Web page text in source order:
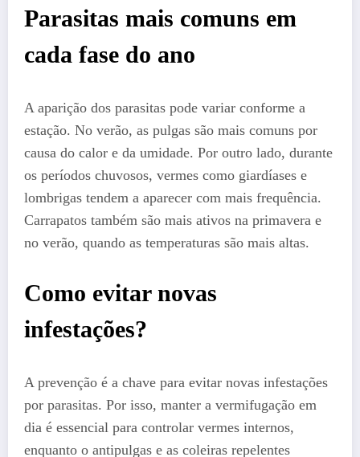
Parasitas mais comuns em
cada fase do ano
A aparição dos parasitas pode variar conforme a
estação. No verão, as pulgas são mais comuns por
causa do calor e da umidade. Por outro lado, durante
os períodos chuvosos, vermes como giardíases e
lombrigas tendem a aparecer com mais frequência.
Carrapatos também são mais ativos na primavera e
no verão, quando as temperaturas são mais altas.
Como evitar novas
infestações?
A prevenção é a chave para evitar novas infestações
por parasitas. Por isso, manter a vermifugação em
dia é essencial para controlar vermes internos,
enquanto o antipulgas e as coleiras repelentes